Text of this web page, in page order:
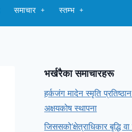
समाचार स्तम्भ
भर्खरैका समाचारहरू
हर्कजंग मादेन स्मृति
अक्षयकोष स्थापना
जिससको‘क्षेत्राधिकार बृद्धि